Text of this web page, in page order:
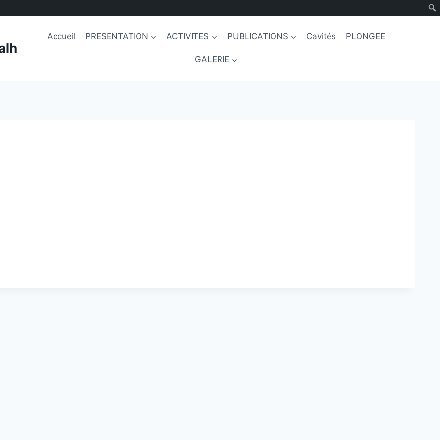
Accueil PRESENTATION ACTIVITES PUBLICATIONS Cavités PLONGEE
GALERIE